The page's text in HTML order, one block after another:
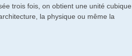
trois fois, on obtient une unité cubique
la physique ou même la